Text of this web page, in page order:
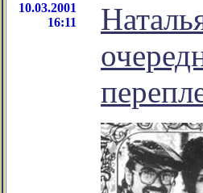
10.03.2001
16:11